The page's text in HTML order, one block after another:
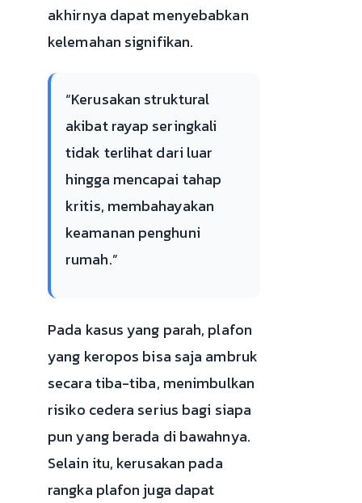
akhirnya dapat menyebabkan
kelemahan signifikan.
“Kerusakan struktural
akibat rayap seringkali
tidak terlihat dari luar
hingga mencapai tahap
kritis, membahayakan
keamanan penghuni
rumah.”
Pada kasus yang parah, plafon
yang keropos bisa saja ambruk
secara tiba-tiba, menimbulkan
risiko cedera serius bagi siapa
pun yang berada di bawahnya.
Selain itu, kerusakan pada
rangka plafon juga dapat